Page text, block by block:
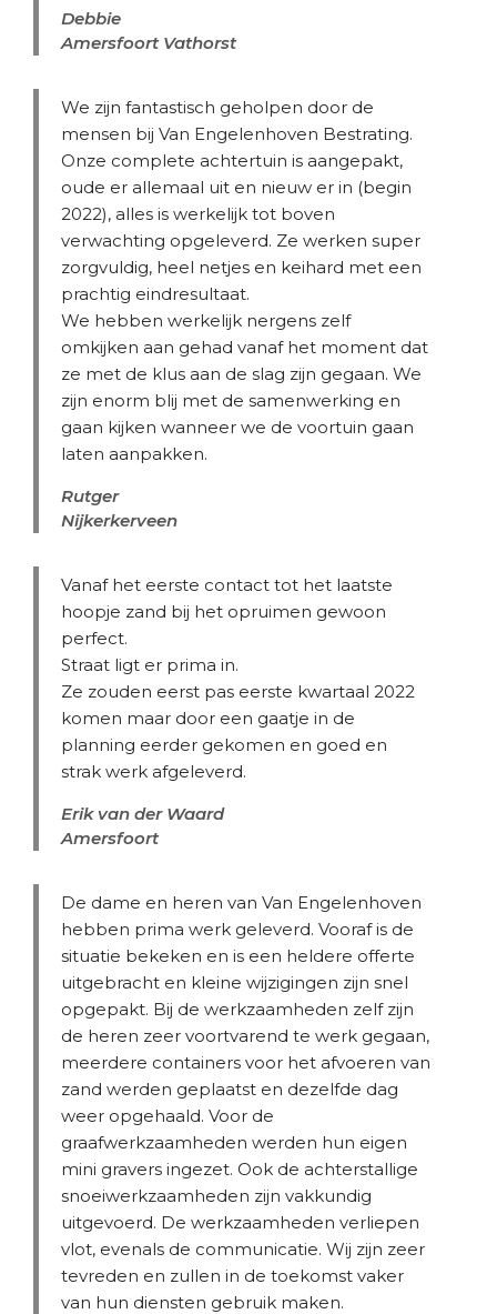
Debbie
Amersfoort Vathorst
We zijn fantastisch geholpen door de
mensen bij Van Engelenhoven Bestrating.
Onze complete achtertuin is aangepakt,
oude er allemaal uit en nieuw er in (begin
2022), alles is werkelijk tot boven
verwachting opgeleverd. Ze werken super
zorgvuldig, heel netjes en keihard met een
prachtig eindresultaat.
We hebben werkelijk nergens zelf
omkijken aan gehad vanaf het moment dat
ze met de klus aan de slag zijn gegaan. We
zijn enorm blij met de samenwerking en
gaan kijken wanneer we de voortuin gaan
laten aanpakken.
Rutger
Nijkerkerveen
Vanaf het eerste contact tot het laatste
hoopje zand bij het opruimen gewoon
perfect.
Straat ligt er prima in.
Ze zouden eerst pas eerste kwartaal 2022
komen maar door een gaatje in de
planning eerder gekomen en goed en
strak werk afgeleverd.
Erik van der Waard
Amersfoort
De dame en heren van Van Engelenhoven
hebben prima werk geleverd. Vooraf is de
situatie bekeken en is een heldere offerte
uitgebracht en kleine wijzigingen zijn snel
opgepakt. Bij de werkzaamheden zelf zijn
de heren zeer voortvarend te werk gegaan,
meerdere containers voor het afvoeren van
zand werden geplaatst en dezelfde dag
weer opgehaald. Voor de
graafwerkzaamheden werden hun eigen
mini gravers ingezet. Ook de achterstallige
snoeiwerkzaamheden zijn vakkundig
uitgevoerd. De werkzaamheden verliepen
vlot, evenals de communicatie. Wij zijn zeer
tevreden en zullen in de toekomst vaker
van hun diensten gebruik maken.